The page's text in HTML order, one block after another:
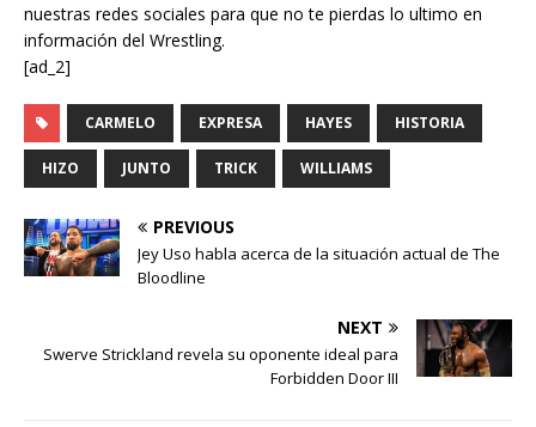
nuestras redes sociales para que no te pierdas lo ultimo en
información del Wrestling.
[ad_2]
CARMELO EXPRESA HAYES HISTORIA
HIZO JUNTO TRICK WILLIAMS
PREVIOUS
Jey Uso habla acerca de la situación actual de The
Bloodline
NEXT
Swerve Strickland revela su oponente ideal para
Forbidden Door III